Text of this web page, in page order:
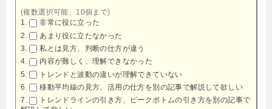
(複数選択可能、10個まで)
非常に役に立った
あまり役に立たなかった
私とは見方、判断の仕方が違う
内容が難しく、理解できなかった
トレンドと波動の違いが理解できていない
移動平均線の見方、活用の仕方を別の記事で解説して欲しい
トレンドラインの引き方、ピークボトムの引き方を別の記事で